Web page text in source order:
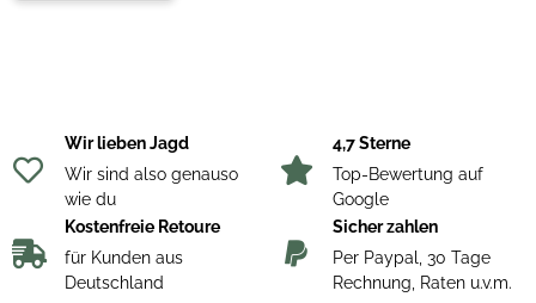
Wir lieben Jagd
Wir sind also genauso
wie du
4,7 Sterne
Top-Bewertung auf
Google
Kostenfreie Retoure
für Kunden aus
Deutschland
Sicher zahlen
Per Paypal, 30 Tage
Rechnung, Raten u.v.m.